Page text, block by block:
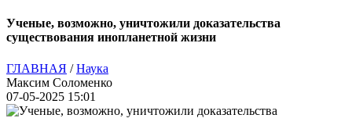
Ученые, возможно, уничтожили доказательства
существования инопланетной жизни
ГЛАВНАЯ /Наука
Максим Соломенко
07-05-2025 15:01